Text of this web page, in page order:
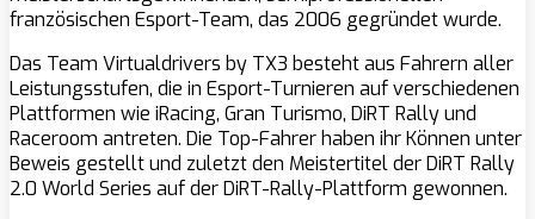
französischen Esport-Team, das 2006 gegründet wurde.
Das Team Virtualdrivers by TX3 besteht aus Fahrern aller
Leistungsstufen, die in Esport-Turnieren auf verschiedenen
Plattformen wie iRacing, Gran Turismo, DiRT Rally und
Raceroom antreten. Die Top-Fahrer haben ihr Können unter
Beweis gestellt und zuletzt den Meistertitel der DiRT Rally
2.0 World Series auf der DiRT-Rally-Plattform gewonnen.